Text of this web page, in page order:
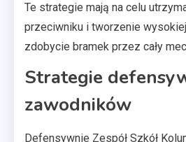
Te strategie mają na celu
przeciwniku i tworzenie
zdobycie bramek przez cały
Strategie
zawodników
Defensywnie Zespół Szkół